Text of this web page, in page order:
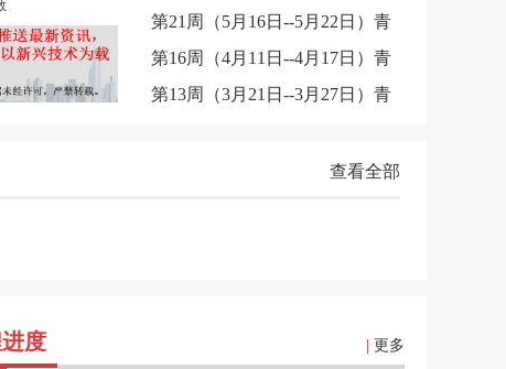
岛市
第21周（5月16日--5月22日）青
岛市
第16周（4月11日--4月17日）青
岛市
第13周（3月21日--3月27日）青
查看全部
更多
度